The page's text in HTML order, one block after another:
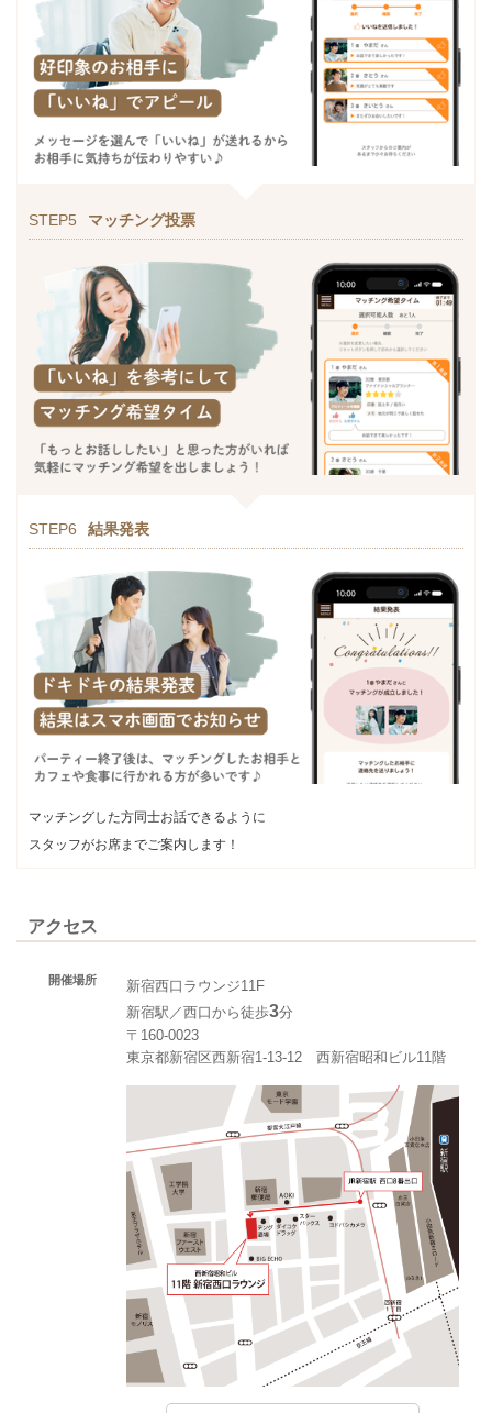
STEP5 マッチング投票
STEP6 結果発表
マッチングした方同士お話できるように
スタッフがお席までご案内します！
アクセス
開催場所
新宿西口ラウンジ11F
新宿駅／西口から徒歩3分
〒160-0023
東京都新宿区西新宿1-13-12 西新宿昭和ビル11階